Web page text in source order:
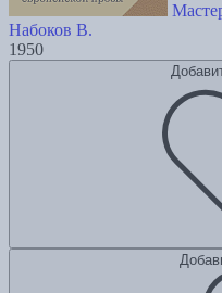
Набоков В.
1950